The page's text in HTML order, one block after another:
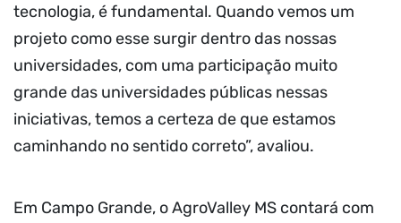
tecnologia, é fundamental. Quando vemos um
projeto como esse surgir dentro das nossas
universidades, com uma participação muito
grande das universidades públicas nessas
iniciativas, temos a certeza de que estamos
caminhando no sentido correto”, avaliou.
Em Campo Grande, o AgroValley MS contará com